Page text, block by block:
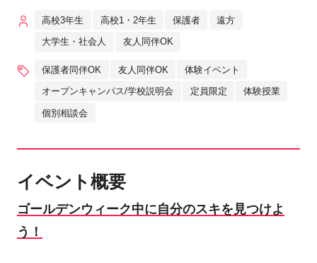
高校3年生 高校1・2年生 保護者 遠方
大学生・社会人 友人同伴OK
保護者同伴OK 友人同伴OK 体験イベント
オープンキャンパス/学校説明会 定員限定 体験授業
個別相談会
イベント概要
ゴールデンウィーク中に自分のスキを見つけよ
う！